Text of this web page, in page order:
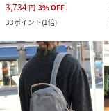
3,734 円 3%OFF
33ポイント(1倍)